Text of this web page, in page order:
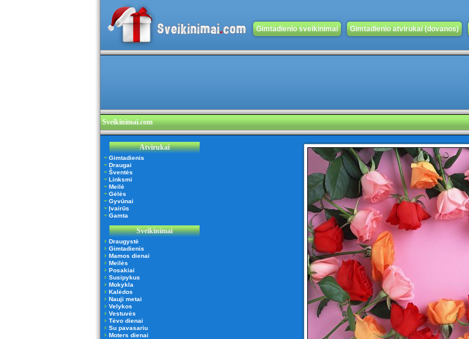
Gimtadienio sveikinimai Gimtadienio atvirukai (dovanos)
Sveikinimai.com
Atvirukai
Gimtadienis
Draugai
Šventės
Linksmi
Meilė
Gėlės
Gyvūnai
Įvairūs
Gamta
Sveikinimai
Draugystė
Gimtadienis
Mamos dienai
Meilės
Posakiai
Susipykus
Mokykla
Kalėdos
Nauji metai
Velykos
Vestuvės
Tėvo dienai
Su pavasariu
Moters dienai